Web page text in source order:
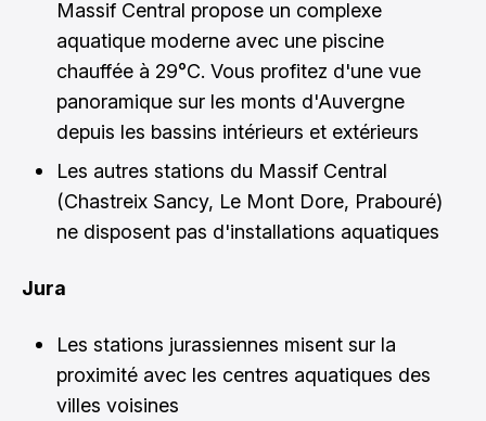
Massif Central propose un complexe
aquatique moderne avec une piscine
chauffée à 29°C. Vous profitez d'une vue
panoramique sur les monts d'Auvergne
depuis les bassins intérieurs et extérieurs
Les autres stations du Massif Central
(Chastreix Sancy, Le Mont Dore, Prabouré)
ne disposent pas d'installations aquatiques
Jura
Les stations jurassiennes misent sur la
proximité avec les centres aquatiques des
villes voisines